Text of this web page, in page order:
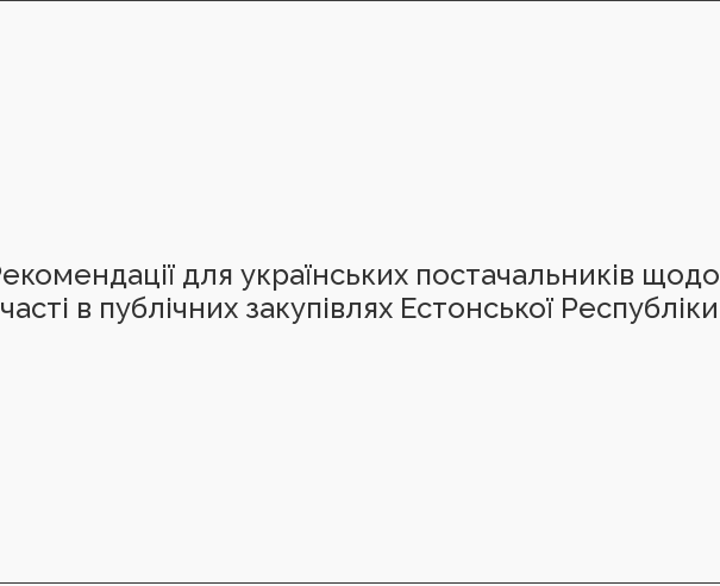
для українських постачальників щодо
в публічних закупівлях Естонської Республіки